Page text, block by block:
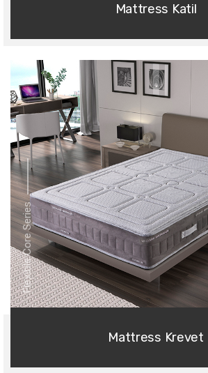
Mattress Katil
Flexible Core Series
Mattress Krevet